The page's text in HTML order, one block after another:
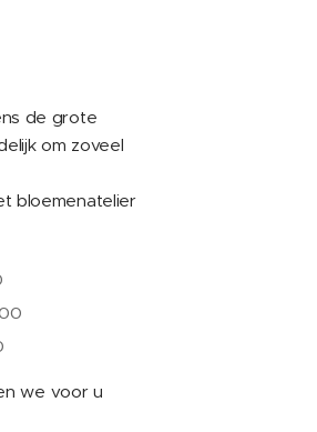
de grote
om zoveel
bloemenatelier
we voor u